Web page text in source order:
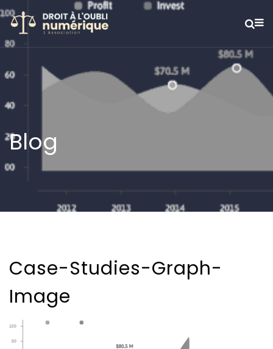
Blog
Case-Studies-Graph-
Image